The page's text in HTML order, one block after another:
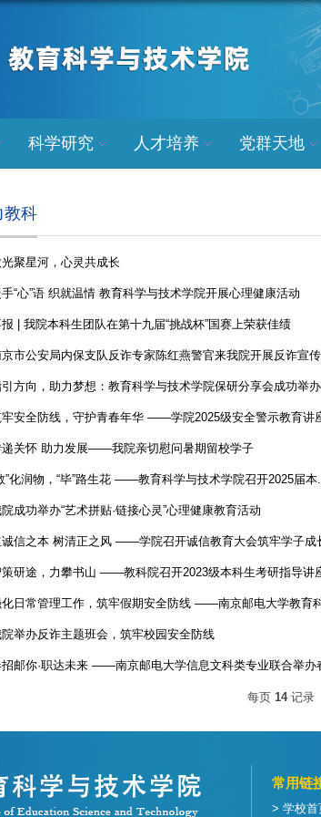
科学研究 人才培养 党群天地
教科
聚星河，心灵共成长
“心”语 织就温情 教育科学与技术学院开展心理健康活动
| 我院本科生团队在第十九届“挑战杯”国赛上荣获佳绩
市公安局内保支队反诈专家陈红燕警官来我院开展反诈宣
方向，助力梦想：教育科学与技术学院保研分享会成功举办
牢安全防线，守护青春年华 ——学院2025级安全警示教育讲
递关怀 助力发展——我院亲切慰问暑期留校学子
”化润物，“毕”路生花 ——教育科学与技术学院召开2025届本
成功举办“艺术拼贴·链接心灵”心理健康教育活动
诚信之本 树清正之风 ——学院召开诚信教育大会筑牢学子成
策研途，力攀书山 ——教科院召开2023级本科生考研指导讲
化日常管理工作，筑牢假期安全防线 ——南京邮电大学教育
举办反诈主题班会，筑牢校园安全防线
邮你·职达未来 ——南京邮电大学信息文科类专业联合举办
每页 14记录
常用链
> 学校首